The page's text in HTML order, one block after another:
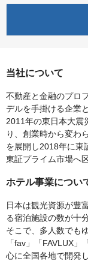
当社について
不動産と金融のプロ
デルを手掛ける企業
2011年の東日本大震
り、創業時から変わ
を展開し2018年に東
東証プライム市場へ
ホテル事業につい
日本は観光資源が豊
る宿泊施設の数が十
そこで、多人数でも
「fav」「FAVLUX
心に全国各地で開発